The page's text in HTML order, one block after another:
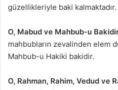
güzellikleriyle baki kalmaktadır.
O, Mabud ve Mahbub-u
mahbubların zevalinden elem
Mahbub-u Hakiki bakidir.
O, Rahman, Rahim, Vedud ve